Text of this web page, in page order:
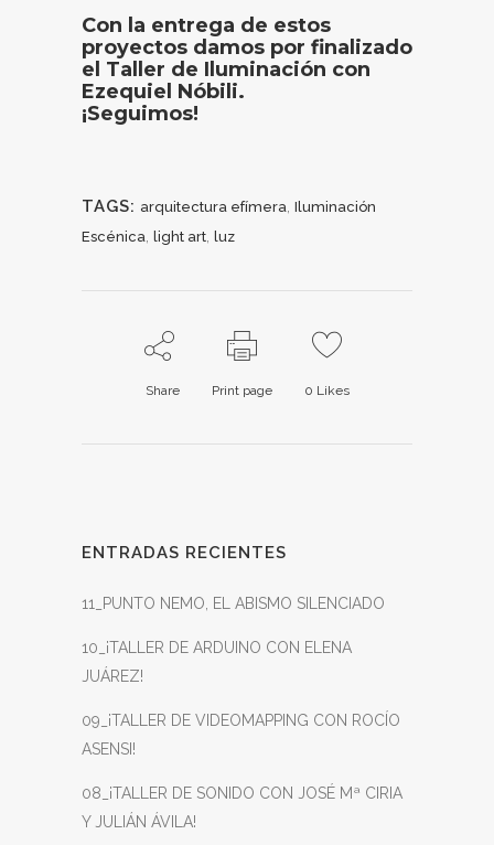
Con la entrega de estos
proyectos damos por finalizado
el Taller de Iluminación con
Ezequiel Nóbili.
¡Seguimos!
TAGS: arquitectura efímera Iluminación
Escénica
light art luz
Share Print page 0 Likes
ENTRADAS RECIENTES
11_PUNTO NEMO, EL ABISMO SILENCIADO
10_¡TALLER DE ARDUINO CON ELENA
JUÁREZ!
09_¡TALLER DE VIDEOMAPPING CON ROCÍO
ASENSI!
08_¡TALLER DE SONIDO CON JOSÉ Mª CIRIA
Y JULIÁN ÁVILA!